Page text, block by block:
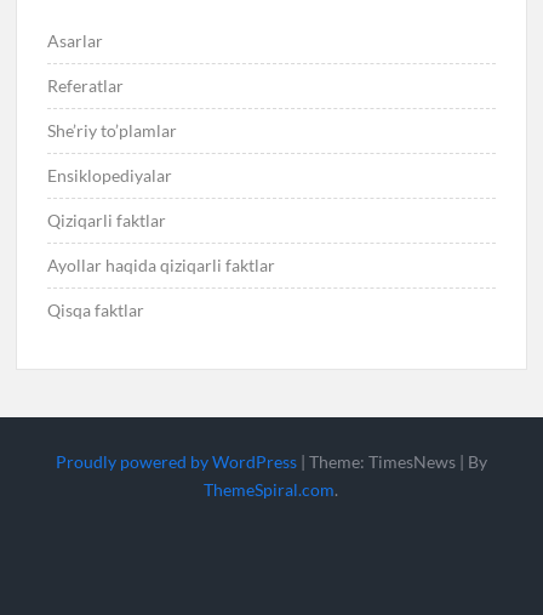
Asarlar
Referatlar
She’riy to’plamlar
Ensiklopediyalar
Qiziqarli faktlar
Ayollar haqida qiziqarli faktlar
Qisqa faktlar
Proudly powered by WordPress | Theme: TimesNews | By
ThemeSpiral.com.